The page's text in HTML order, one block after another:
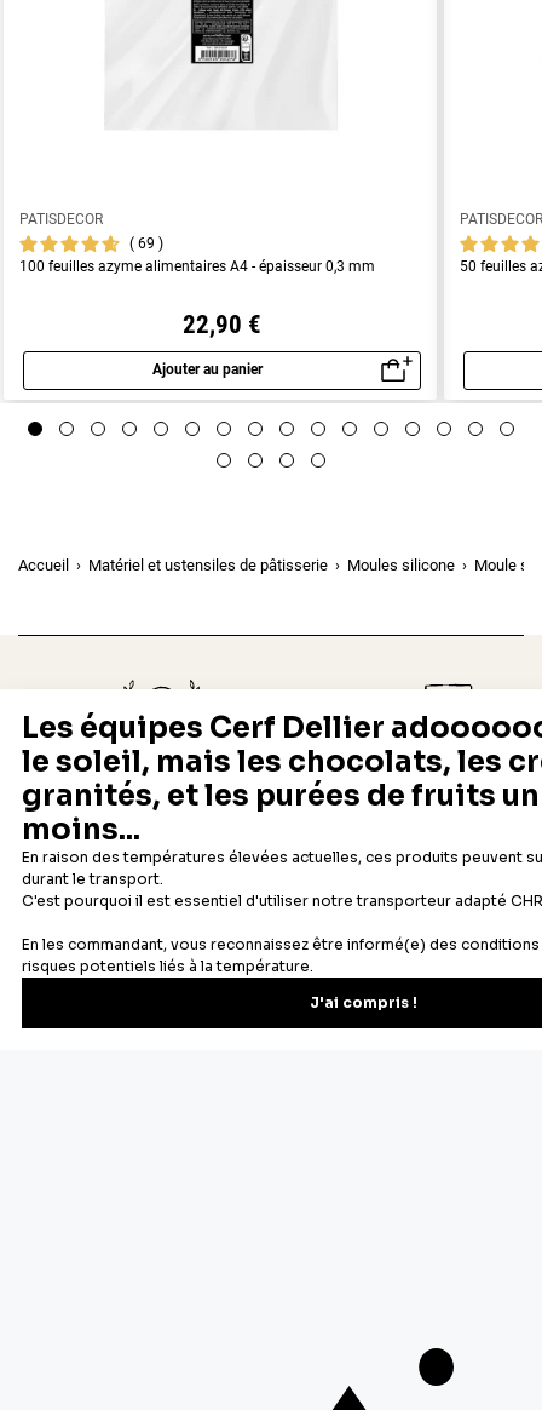
PATISDECOR
69
100 feuilles azyme alimentaires A4 - épaisseur 0,3 mm
22,90 €
Ajouter au panier
Aperçu rapide
50 feuilles
Accueil Matériel et ustensiles de pâtisserie Moules silicone Moule
Depuis 1932
Fabricant français reconnu
Livraison rapide 24/48h
Offerte dès 69 € en point
Newsletter
Recevez les recettes, astuces et offres spéciales.